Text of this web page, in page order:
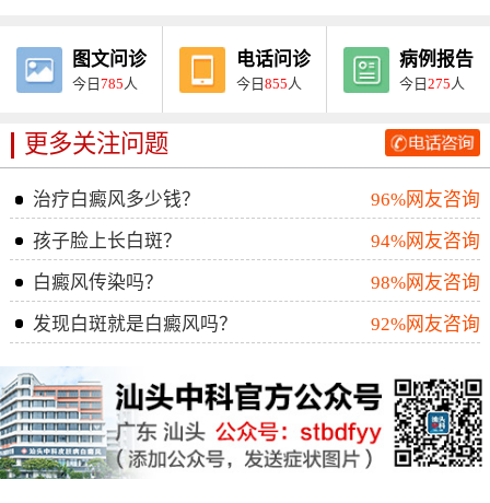
图文问诊
今日785 人
电话问诊
今日855 人
病例报告
今日275 人
更多关注问题
治疗白癜风多少钱？
96%网友咨询
孩子脸上长白斑？
94%网友咨询
白癜风传染吗？
98%网友咨询
发现白斑就是白癜风吗？
92%网友咨询